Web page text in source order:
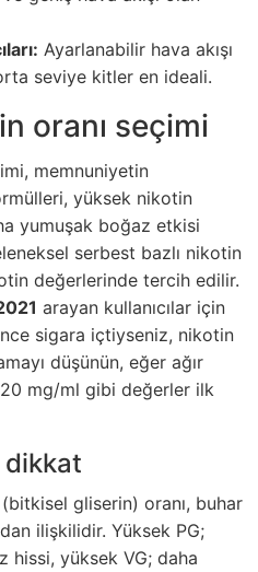
Ayarlanabilir hava akışı
seviye kitler en ideali.
oranı seçimi
memnuniyetin
yüksek nikotin
yumuşak boğaz etkisi
serbest bazlı nikotin
değerlerinde tercih edilir.
arayan kullanıcılar için
sigara içtiyseniz, nikotin
düşünün, eğer ağır
mg/ml gibi değerler ilk
dikkat
gliserin) oranı, buhar
ilişkilidir. Yüksek PG;
hissi, yüksek VG; daha